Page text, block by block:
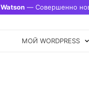
Watson — Совершенно
МОЙ WORDPRESS